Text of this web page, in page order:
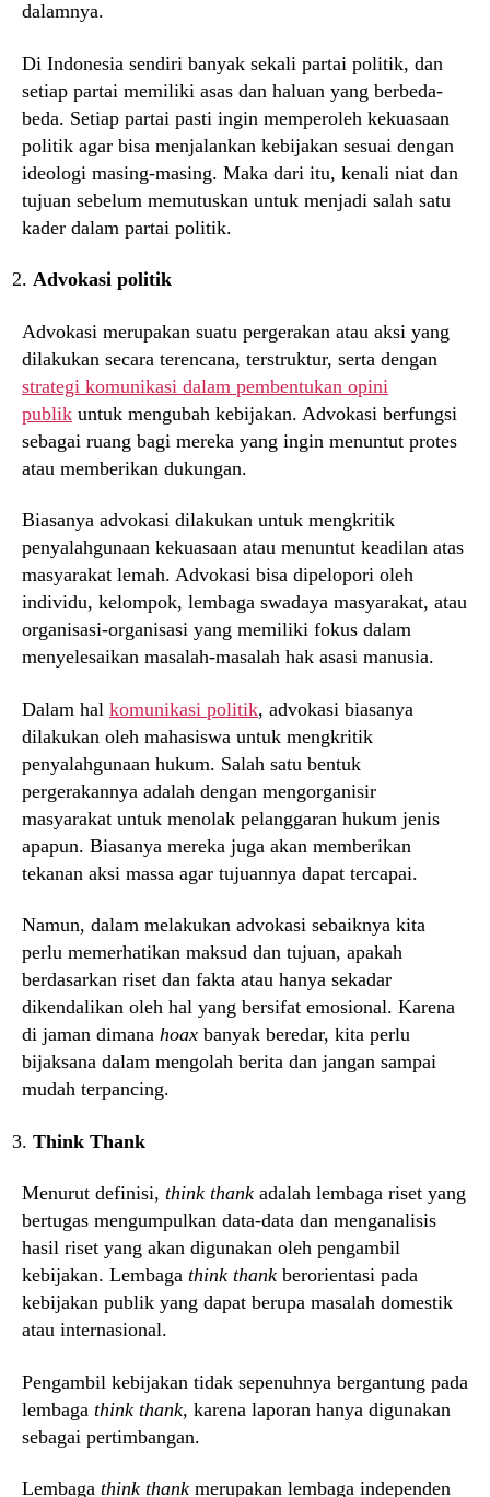
dalamnya.
Di Indonesia sendiri banyak sekali partai politik, dan
setiap partai memiliki asas dan haluan yang berbeda-
beda. Setiap partai pasti ingin memperoleh kekuasaan
politik agar bisa menjalankan kebijakan sesuai dengan
ideologi masing-masing. Maka dari itu, kenali niat dan
tujuan sebelum memutuskan untuk menjadi salah satu
kader dalam partai politik.
Advokasi politik
Advokasi merupakan suatu pergerakan atau aksi yang
dilakukan secara terencana, terstruktur, serta dengan
strategi komunikasi dalam pembentukan opini
publik untuk mengubah kebijakan. Advokasi berfungsi
sebagai ruang bagi mereka yang ingin menuntut protes
atau memberikan dukungan.
Biasanya advokasi dilakukan untuk mengkritik
penyalahgunaan kekuasaan atau menuntut keadilan atas
masyarakat lemah. Advokasi bisa dipelopori oleh
individu, kelompok, lembaga swadaya masyarakat, atau
organisasi-organisasi yang memiliki fokus dalam
menyelesaikan masalah-masalah hak asasi manusia.
Dalam hal komunikasi politik, advokasi biasanya
dilakukan oleh mahasiswa untuk mengkritik
penyalahgunaan hukum. Salah satu bentuk
pergerakannya adalah dengan mengorganisir
masyarakat untuk menolak pelanggaran hukum jenis
apapun. Biasanya mereka juga akan memberikan
tekanan aksi massa agar tujuannya dapat tercapai.
Namun, dalam melakukan advokasi sebaiknya kita
perlu memerhatikan maksud dan tujuan, apakah
berdasarkan riset dan fakta atau hanya sekadar
dikendalikan oleh hal yang bersifat emosional. Karena
di jaman dimana hoax banyak beredar, kita perlu
bijaksana dalam mengolah berita dan jangan sampai
mudah terpancing.
Think Thank
Menurut definisi, think thank adalah lembaga riset yang
bertugas mengumpulkan data-data dan menganalisis
hasil riset yang akan digunakan oleh pengambil
kebijakan. Lembaga think thank berorientasi pada
kebijakan publik yang dapat berupa masalah domestik
atau internasional.
Pengambil kebijakan tidak sepenuhnya bergantung pada
lembaga think thank, karena laporan hanya digunakan
sebagai pertimbangan.
Lembaga think thank merupakan lembaga independen